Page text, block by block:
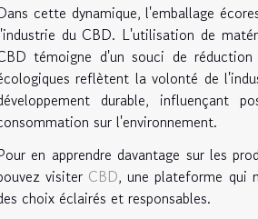
cette dynamique, l'emballage
du CBD. L'utilisation de
témoigne d'un souci de
reflètent la volonté de
durable, influençant
sur l'environnement.
en apprendre davantage sur les
visiter CBD, une plateforme qui
choix éclairés et responsables.